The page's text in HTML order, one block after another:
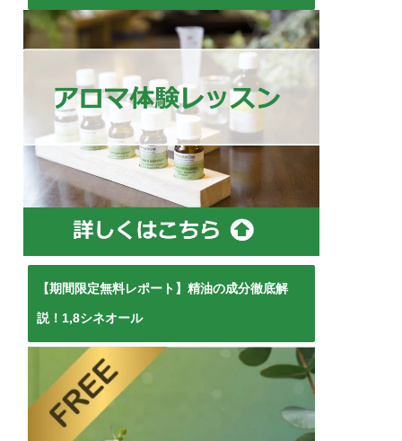
【期間限定無料レポート】精油の成分徹底解
説！1,8シネオール